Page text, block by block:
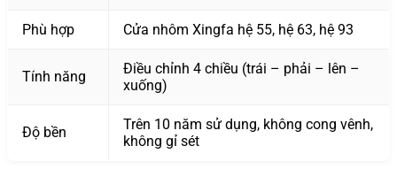
Phù hợp Cửa nhôm Xingfa hệ 55, hệ 63, hệ 93
Tính năng
Điều chỉnh 4 chiều (trái – phải – lên –
xuống)
Độ bền
Trên 10 năm sử dụng, không cong vênh,
không gỉ sét